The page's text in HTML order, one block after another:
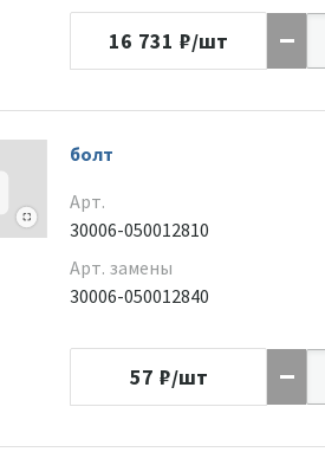
16 731 ₽/шт
болт
Арт.
30006-050012810
Арт. замены
30006-050012840
57 ₽/шт